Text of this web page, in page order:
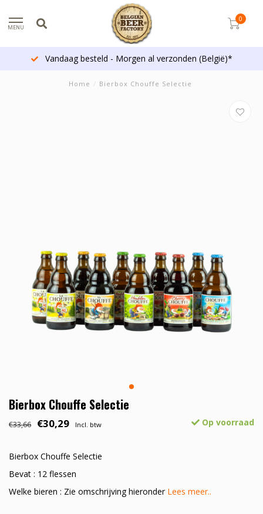
MENU
0
Vandaag besteld - Morgen al verzonden (België)*
Home / Bierbox Chouffe Selectie
Bierbox Chouffe Selectie
€33,66 €30,29 Incl. btw Op voorraad
Bierbox Chouffe Selectie
Bevat : 12 flessen
Welke bieren : Zie omschrijving hieronder Lees meer..